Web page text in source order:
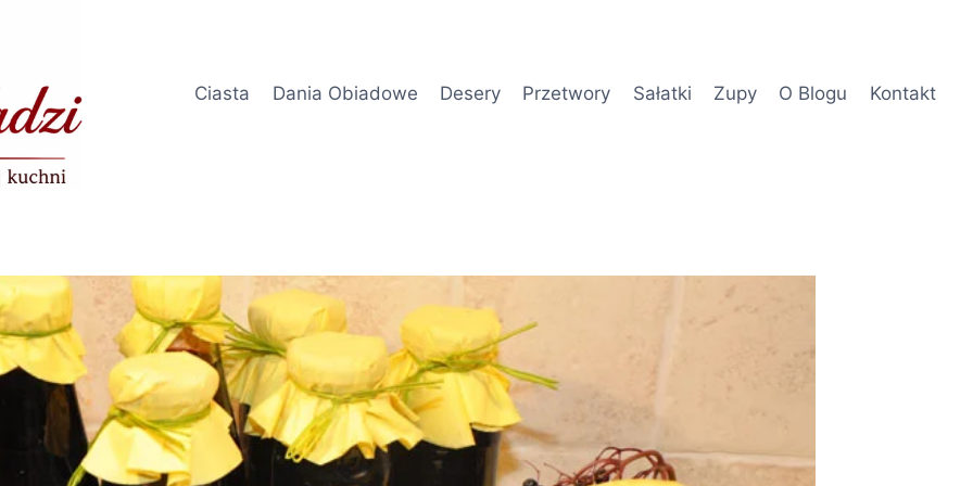
Ciasta
Dania Obiadowe Desery Przetwory Sałatki Zupy O Blogu Kontakt